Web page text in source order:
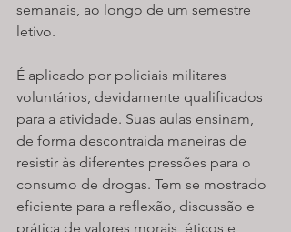
semanais, ao longo de um semestre
letivo.
É aplicado por policiais militares
voluntários, devidamente qualificados
para a atividade. Suas aulas ensinam,
de forma descontraída maneiras de
resistir às diferentes pressões para o
consumo de drogas. Tem se mostrado
eficiente para a reflexão, discussão e
prática de valores morais, éticos e